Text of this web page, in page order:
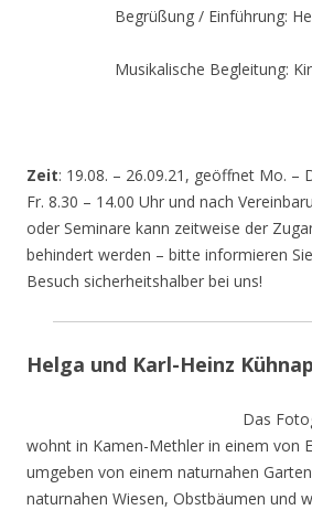
Begrüßung / Einführung:
Musikalische Begleitung:
Zeit: 19.08. – 26.09.21, geöffnet Mo. –
Fr. 8.30 – 14.00 Uhr und nach
oder Seminare kann zeitweise der
behindert werden – bitte informieren
Besuch sicherheitshalber bei uns!
Helga und Karl-Heinz
Das
wohnt in Kamen-Methler in einem von
umgeben von einem naturnahen
naturnahen Wiesen, Obstbäumen und